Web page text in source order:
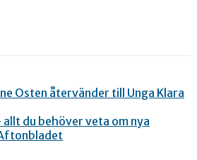
Osten återvänder till Unga Klara
allt du behöver veta om nya